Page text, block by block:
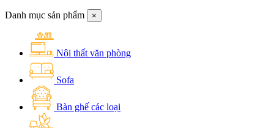
Danh mục sản phẩm ×
Nội thất văn phòng
Sofa
Bàn ghế các loại